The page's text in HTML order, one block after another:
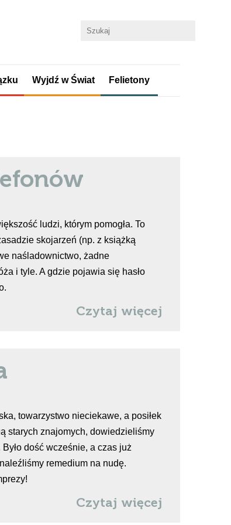
Wyjdź w Świat Felietony
ludzi, którym pomogła. To
skojarzeń (np. z książką
naśladownictwo, żadne
i tyle. A gdzie pojawia się hasło
Czytaj więcej
towarzystwo nieciekawe, a posiłek
starych znajomych, dowiedzieliśmy
dość wcześnie, a czas już
remedium na nudę.
Czytaj więcej